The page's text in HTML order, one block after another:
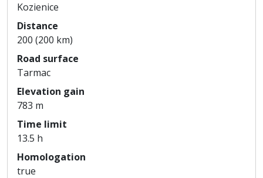
Kozienice
Distance
200 (200 km)
Road surface
Tarmac
Elevation gain
783 m
Time limit
13.5 h
Homologation
true